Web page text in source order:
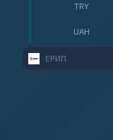
TRY
UAH
ЕРИП